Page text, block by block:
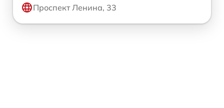
Проспект Ленина, 33